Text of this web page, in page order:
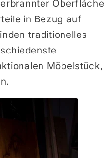
Oberfläche
in Bezug auf
traditionelles
Möbelstück,